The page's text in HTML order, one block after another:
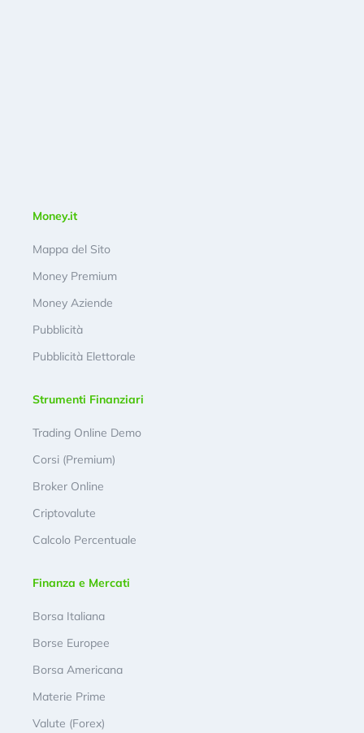
Money.it
Mappa del Sito
Money Premium
Money Aziende
Pubblicità
Pubblicità Elettorale
Strumenti Finanziari
Trading Online Demo
Corsi (Premium)
Broker Online
Criptovalute
Calcolo Percentuale
Finanza e Mercati
Borsa Italiana
Borse Europee
Borsa Americana
Materie Prime
Valute (Forex)